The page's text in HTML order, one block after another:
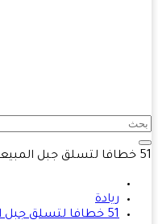
ريادة
51 خطافا لتسلق جبل المبيعات